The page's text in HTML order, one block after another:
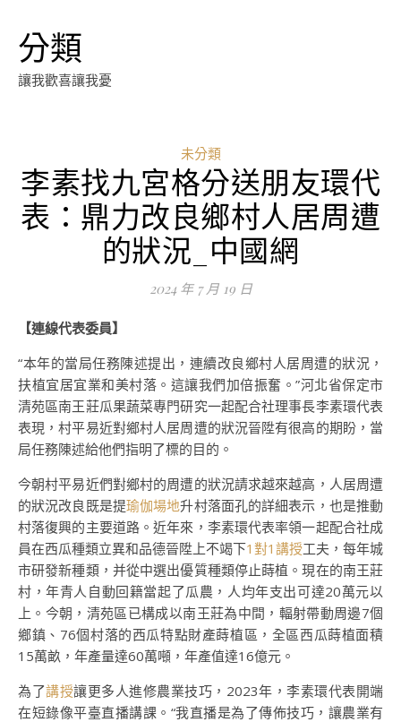
分類
讓我歡喜讓我憂
未分類
李素找九宮格分送朋友環代
表：鼎力改良鄉村人居周遭
的狀況_中國網
2024 年 7 月 19 日
【連線代表委員】
“本年的當局任務陳述提出，連續改良鄉村人居周遭的狀況，
扶植宜居宜業和美村落。這讓我們加倍振奮。”河北省保定市
清苑區南王莊瓜果蔬菜專門研究一起配合社理事長李素環代表
表現，村平易近對鄉村人居周遭的狀況晉陞有很高的期盼，當
局任務陳述給他們指明了標的目的。
今朝村平易近們對鄉村的周遭的狀況請求越來越高，人居周遭
的狀況改良既是提瑜伽場地升村落面孔的詳細表示，也是推動
村落復興的主要道路。近年來，李素環代表率領一起配合社成
員在西瓜種類立異和品德晉陞上不竭下1對1講授工夫，每年城
市研發新種類，并從中選出優質種類停止蒔植。現在的南王莊
村，年青人自動回籍當起了瓜農，人均年支出可達20萬元以
上。今朝，清苑區已構成以南王莊為中間，輻射帶動周邊7個
鄉鎮、76個村落的西瓜特點財產蒔植區，全區西瓜蒔植面積
15萬畝，年產量達60萬噸，年產值達16億元。
為了講授讓更多人進修農業技巧，2023年，李素環代表開端
在短錄像平臺直播講課。“我直播是為了傳佈技巧，讓農業有